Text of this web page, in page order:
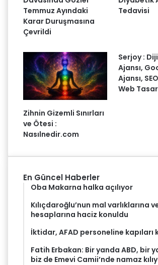
Temmuz Ayındaki
Karar Duruşmasına
Çevrildi
Tedavisi
Zihnin Gizemli Sınırları
ve Ötesi :
Nasılnedir.com
Serjoy :
Ajansı,
Ajansı,
Web
En Güncel Haberler
Oba Makarna halka açılıyor
Kılıçdaroğlu’nun mal varlıklarına
hesaplarına haciz konuldu
İktidar, AFAD personeline kapıları
Fatih Erbakan: Bir yanda ABD, bir
biz de Emevi Camii’nde namaz